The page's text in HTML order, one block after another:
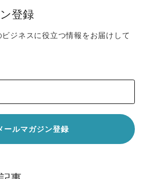
登録
ジネスに役立つ情報をお届けして